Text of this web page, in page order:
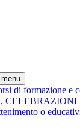
di formazione e
CELEBRAZIONI
o